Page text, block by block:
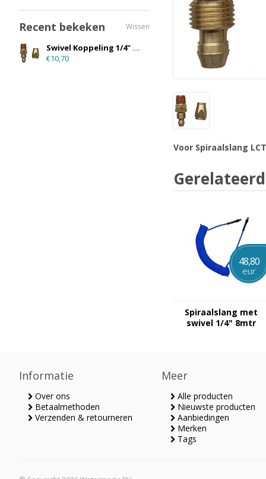
Voor Spiraalslang
48,80
eur
Spiraalslang met
swivel 1/4" 8mtr
Recent bekeken Wissen
Swivel Koppeling 1/4" x 1/4"
€10,70
Informatie
Over ons
Betaalmethoden
Verzenden & retourneren
Meer
Alle producten
Nieuwste producten
Aanbiedingen
Merken
Tags